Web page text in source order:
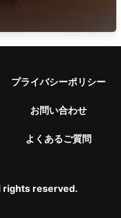
プライバシーポリシー
お問い合わせ
よくあるご質問
rights reserved.